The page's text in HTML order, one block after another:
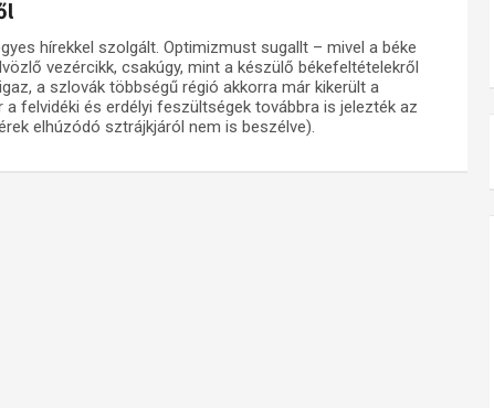
hírekkel szolgált. Optimizmust sugallt – mivel a béke
vezércikk, csakúgy, mint a készülő békefeltételekről
a szlovák többségű régió akkorra már kikerült a
felvidéki és erdélyi feszültségek továbbra is jelezték az
elhúzódó sztrájkjáról nem is beszélve).